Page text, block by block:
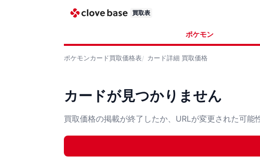
買取表
ポケモン
ポケモンカード買取価格表 カード詳細 買取価格
カードが見つかりません
買取価格の掲載が終了したか、URLが変更された可能